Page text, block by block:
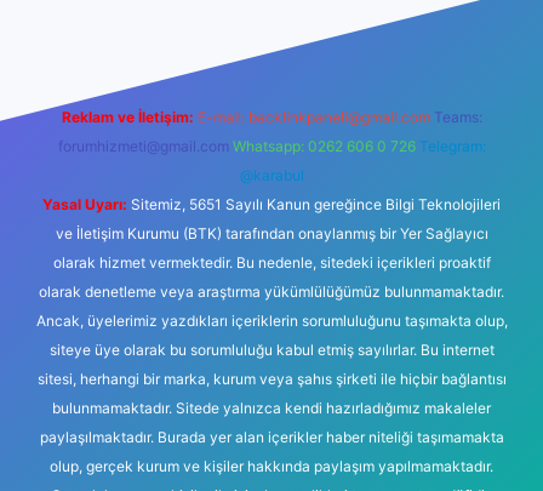
Reklam ve İletişim: E-mail: backlinkpaneli@gmail.com Teams:
forumhizmeti@gmail.com Whatsapp: 0262 606 0 726 Telegram:
@karabul
Yasal Uyarı: Sitemiz, 5651 Sayılı Kanun gereğince Bilgi Teknolojileri
ve İletişim Kurumu (BTK) tarafından onaylanmış bir Yer Sağlayıcı
olarak hizmet vermektedir. Bu nedenle, sitedeki içerikleri proaktif
olarak denetleme veya araştırma yükümlülüğümüz bulunmamaktadır.
Ancak, üyelerimiz yazdıkları içeriklerin sorumluluğunu taşımakta olup,
siteye üye olarak bu sorumluluğu kabul etmiş sayılırlar. Bu internet
sitesi, herhangi bir marka, kurum veya şahıs şirketi ile hiçbir bağlantısı
bulunmamaktadır. Sitede yalnızca kendi hazırladığımız makaleler
paylaşılmaktadır. Burada yer alan içerikler haber niteliği taşımamakta
olup, gerçek kurum ve kişiler hakkında paylaşım yapılmamaktadır.